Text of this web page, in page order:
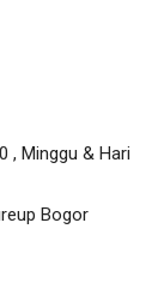
, Minggu & Hari
Bogor